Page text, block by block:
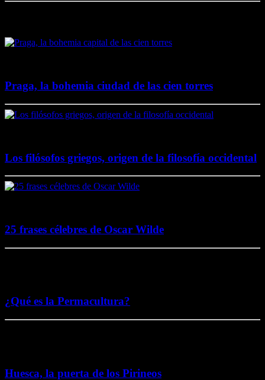
Praga, la bohemia ciudad de las cien torres
Los filósofos griegos, origen de la filosofía occidental
25 frases célebres de Oscar Wilde
¿Qué es la Permacultura?
Huesca, la puerta de los Pirineos